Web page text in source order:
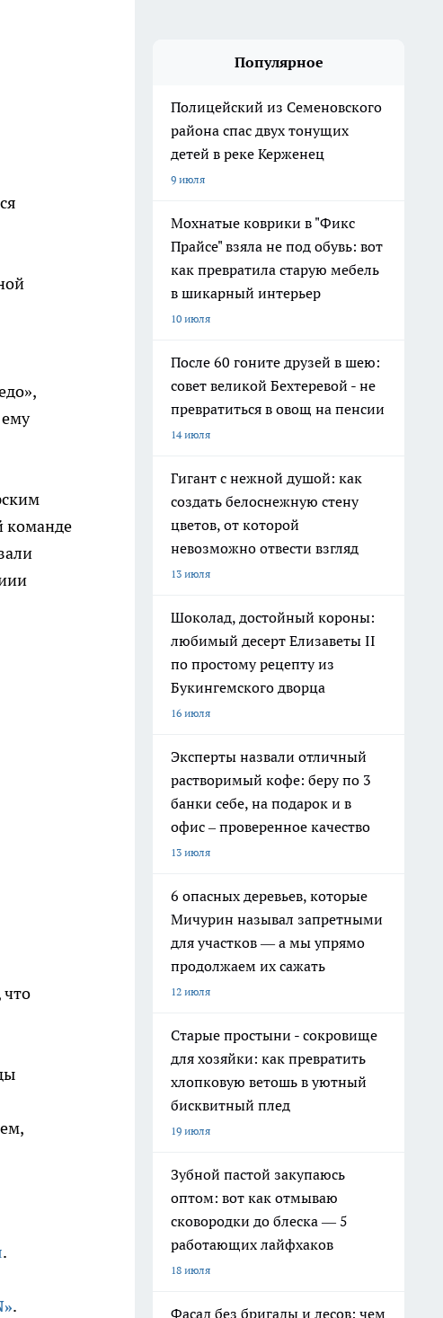
команде
что
.
.
Популярное
Полицейский из Семеновского
района спас двух тонущих
детей в реке Керженец
9 июля
Мохнатые коврики в "Фикс
Прайсе" взяла не под обувь: вот
как превратила старую мебель
в шикарный интерьер
10 июля
После 60 гоните друзей в шею:
совет великой Бехтеревой - не
превратиться в овощ на пенсии
14 июля
Гигант с нежной душой: как
создать белоснежную стену
цветов, от которой
невозможно отвести взгляд
13 июля
Шоколад, достойный короны:
любимый десерт Елизаветы II
по простому рецепту из
Букингемского дворца
16 июля
Эксперты назвали отличный
растворимый кофе: беру по 3
банки себе, на подарок и в
офис – проверенное качество
13 июля
6 опасных деревьев, которые
Мичурин называл запретными
для участков — а мы упрямо
продолжаем их сажать
12 июля
Старые простыни - сокровище
для хозяйки: как превратить
хлопковую ветошь в уютный
бисквитный плед
19 июля
Зубной пастой закупаюсь
оптом: вот как отмываю
сковородки до блеска — 5
работающих лайфхаков
18 июля
Фасад без бригады и лесов: чем